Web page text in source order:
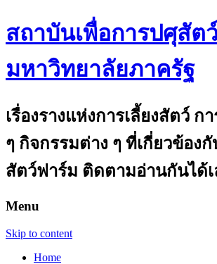
สถาบันเพื่อการปศุสัต
มหาวิทยาลัยภาครัฐ
เรื่องรางแห่งการเลี้ยงสัตว์ ก
ๆ กิจกรรมต่าง ๆ ที่เกี่ยวข้องกั
สัตว์ฟาร์ม ติดตามอ่านกันได้เ
Menu
Skip to content
Home